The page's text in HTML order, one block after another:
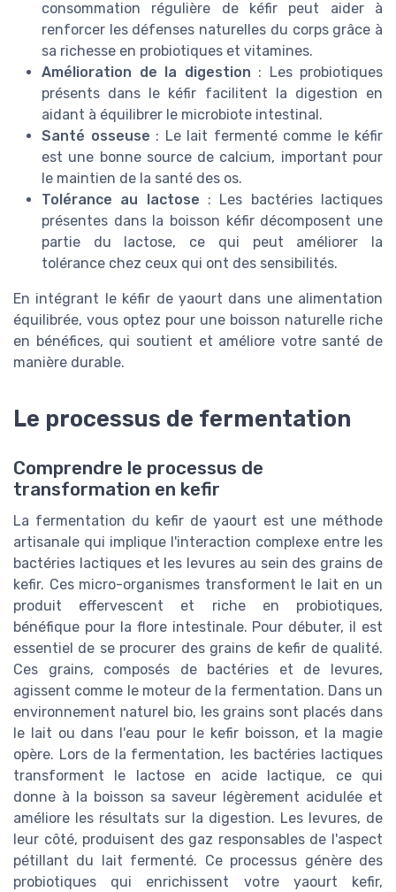
consommation régulière de kéfir peut aider à
renforcer les défenses naturelles du corps grâce à
sa richesse en probiotiques et vitamines.
Amélioration de la digestion : Les probiotiques
présents dans le kéfir facilitent la digestion en
aidant à équilibrer le microbiote intestinal.
Santé osseuse : Le lait fermenté comme le kéfir
est une bonne source de calcium, important pour
le maintien de la santé des os.
Tolérance au lactose : Les bactéries lactiques
présentes dans la boisson kéfir décomposent une
partie du lactose, ce qui peut améliorer la
tolérance chez ceux qui ont des sensibilités.
En intégrant le kéfir de yaourt dans une alimentation
équilibrée, vous optez pour une boisson naturelle riche
en bénéfices, qui soutient et améliore votre santé de
manière durable.
Le processus de fermentation
Comprendre le processus de
transformation en kefir
La fermentation du kefir de yaourt est une méthode
artisanale qui implique l'interaction complexe entre les
bactéries lactiques et les levures au sein des grains de
kefir. Ces micro-organismes transforment le lait en un
produit effervescent et riche en probiotiques,
bénéfique pour la flore intestinale. Pour débuter, il est
essentiel de se procurer des grains de kefir de qualité.
Ces grains, composés de bactéries et de levures,
agissent comme le moteur de la fermentation. Dans un
environnement naturel bio, les grains sont placés dans
le lait ou dans l'eau pour le kefir boisson, et la magie
opère. Lors de la fermentation, les bactéries lactiques
transforment le lactose en acide lactique, ce qui
donne à la boisson sa saveur légèrement acidulée et
améliore les résultats sur la digestion. Les levures, de
leur côté, produisent des gaz responsables de l'aspect
pétillant du lait fermenté. Ce processus génère des
probiotiques qui enrichissent votre yaourt kefir,